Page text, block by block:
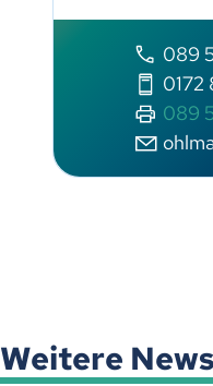
089
089
Weitere News